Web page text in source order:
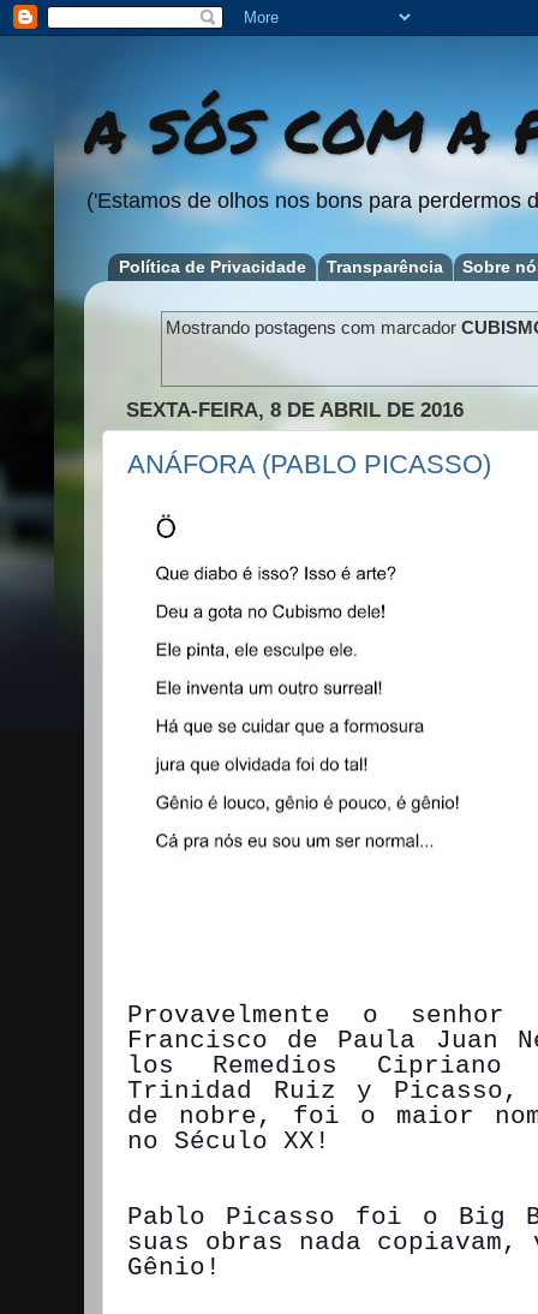
A SÓS COM A
('Estamos de olhos nos bons para perdermos
Política de Privacidade Transparência Sobre
Mostrando postagens com marcador
SEXTA-FEIRA, 8 DE ABRIL DE 2016
ANÁFORA (PABLO PICASSO)
Provavelmente o senhor
Francisco de Paula Juan
los Remedios
Trinidad Ruiz y
de nobre, foi o maior
no Século XX!
Pablo Picasso foi o Big
suas obras nada
Gênio!